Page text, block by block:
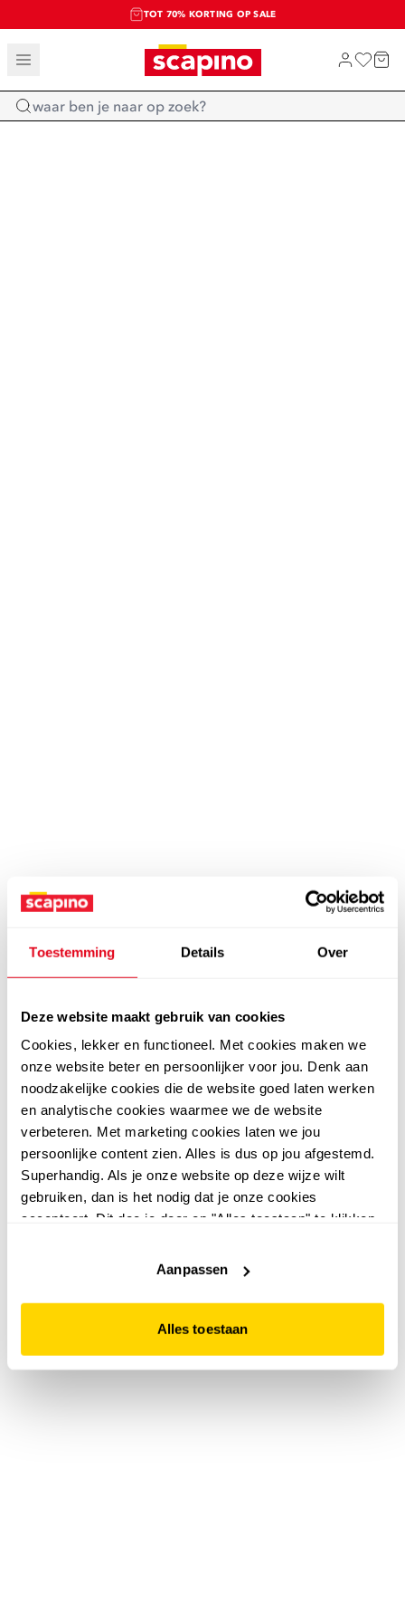
Toestemming Details Over
Deze website maakt gebruik van cookies
Cookies, lekker en functioneel. Met cookies maken we
onze website beter en persoonlijker voor jou. Denk aan
noodzakelijke cookies die de website goed laten werken
en analytische cookies waarmee we de website
verbeteren. Met marketing cookies laten we jou
persoonlijke content zien. Alles is dus op jou afgestemd.
Superhandig. Als je onze website op deze wijze wilt
gebruiken, dan is het nodig dat je onze cookies
accepteert. Dit doe je door op "Alles toestaan" te klikken.
website niet optimaal functioneert.
Aanpassen
Alles toestaan
TOT 70% KORTING OP SALE
SALE: LAATSTE KANS!
SHOP NIEUW
Home